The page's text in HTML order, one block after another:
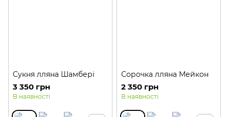
Сукня лляна Шамбері
3 350 грн
В наявності
Сорочка лляна Мейкон
2 350 грн
В наявності